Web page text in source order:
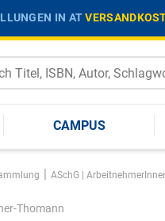
IN AT
CAMPUS
| ASchG |
Thomann